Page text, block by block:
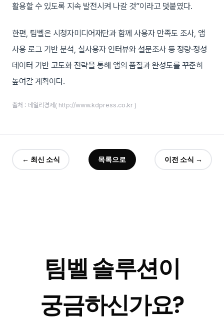
활용할 수 있도록 지속 발전시켜 나갈 것”이라고 덧붙였다.
한편, 팀벨은 시청자미디어재단과 함께 사용자 만족도 조사, 앱
사용 로그 기반 분석, 실사용자 인터뷰와 설문조사 등 정량·정성
데이터 기반 고도화 전략을 통해 앱의 품질과 완성도를 꾸준히
높여갈 계획이다.
출처 : 데일리경제( http://www.kdpress.co.kr )
← 최신 소식 목록으로 이전 소식 →
팀벨 솔루션이
궁금하신가요?